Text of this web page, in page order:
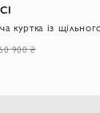
900 ₴